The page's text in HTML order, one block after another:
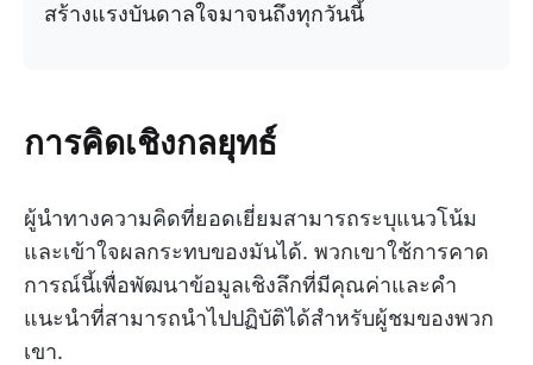
สร้างแรงบันดาลใจมาจนถึงทุกวันนี้
การคิดเชิงกลยุทธ์
ผู้นำทางความคิดที่ยอดเยี่ยมสามารถระบุแนวโน้ม
และเข้าใจผลกระทบของมันได้. พวกเขาใช้การคาด
การณ์นี้เพื่อพัฒนาข้อมูลเชิงลึกที่มีคุณค่าและคำ
แนะนำที่สามารถนำไปปฏิบัติได้สำหรับผู้ชมของพวก
เขา.